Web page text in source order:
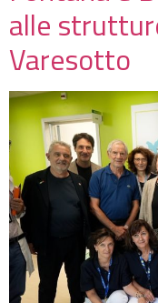
alle
Varesotto